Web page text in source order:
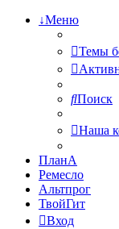
↓Меню
Темы
Поиск
Наша
ПланА
Ремесло
Альтпрог
ТвойГит
Вход